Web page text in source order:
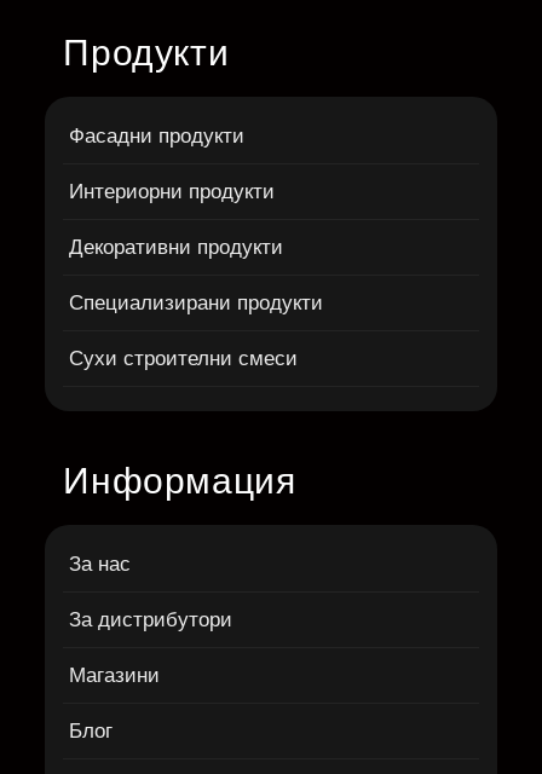
Продукти
Фасадни продукти
Интериорни продукти
Декоративни продукти
Специализирани продукти
Сухи строителни смеси
Информация
За нас
За дистрибутори
Магазини
Блог